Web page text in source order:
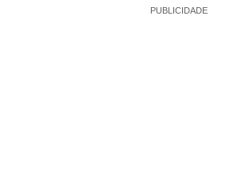
PUBLICIDADE